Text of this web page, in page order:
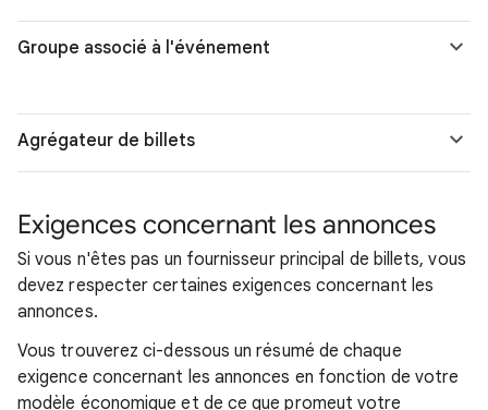
Groupe associé à l'événement
Agrégateur de billets
Exigences concernant les annonces
Si vous n'êtes pas un fournisseur principal de billets, vous
devez respecter certaines exigences concernant les
annonces.
Vous trouverez ci-dessous un résumé de chaque
exigence concernant les annonces en fonction de votre
modèle économique et de ce que promeut votre